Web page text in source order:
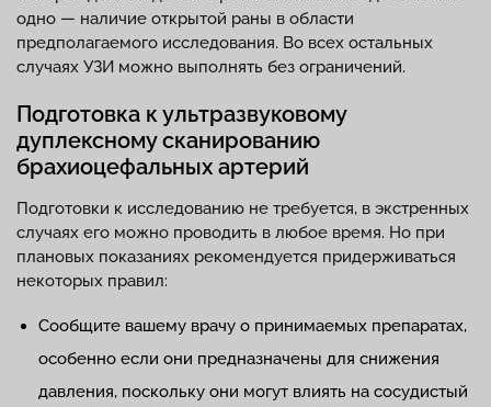
одно — наличие открытой раны в области
предполагаемого исследования. Во всех остальных
случаях УЗИ можно выполнять без ограничений.
Подготовка к ультразвуковому
дуплексному сканированию
брахиоцефальных артерий
Подготовки к исследованию не требуется, в экстренных
случаях его можно проводить в любое время. Но при
плановых показаниях рекомендуется придерживаться
некоторых правил:
Сообщите вашему врачу о принимаемых препаратах,
особенно если они предназначены для снижения
давления, поскольку они могут влиять на сосудистый